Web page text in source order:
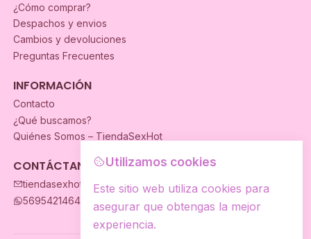
¿Cómo comprar?
Despachos y envios
Cambios y devoluciones
Preguntas Frecuentes
INFORMACIÓN
Contacto
¿Qué buscamos?
Quiénes Somos – TiendaSexHot
CONTÁCTANOS
tiendasexhot@gmail.com
56954214649
Utilizamos cookies
Este sitio web utiliza cookies para
asegurar que obtengas la mejor
experiencia.